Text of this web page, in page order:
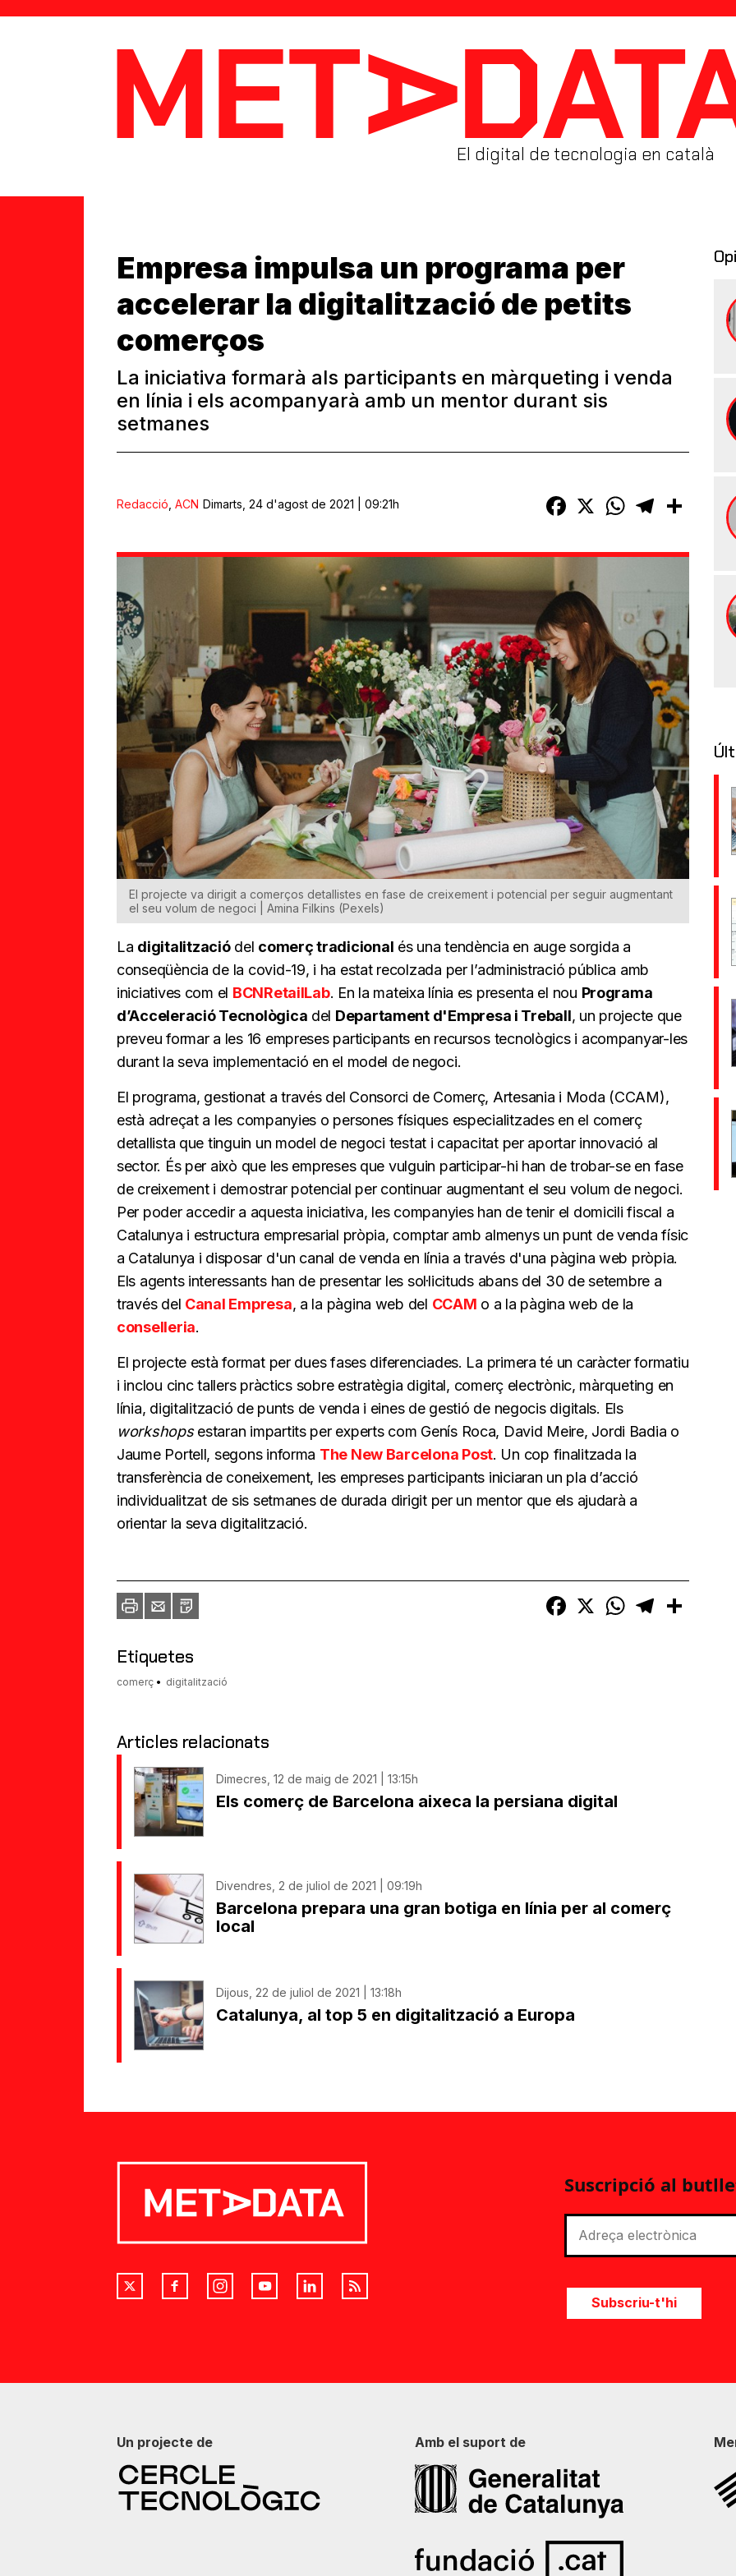
MetaData
El digital de tecnologia en català
Empresa impulsa un programa per
accelerar la digitalització de petits
comerços
La iniciativa formarà als participants en màrqueting i venda
en línia i els acompanyarà amb un mentor durant sis
setmanes
Redacció ACN Dimarts, 24 d'agost de 2021 | 09:21h Facebook
X WhatsAppTelegram
El projecte va dirigit a comerços detallistes en fase de creixement i potencial per seguir augmentant
el seu volum de negoci | Amina Filkins (Pexels)
La digitalitzaciódel comerç tradicional és una tendència en auge sorgida a
conseqüència de la covid-19, i ha estat recolzada per l’administració pública amb
iniciatives com el BCNRetailLab. En la mateixa línia es presenta el nou Programa
d’Acceleració Tecnològica del Departament d'Empresa i Treball, un projecte que
preveu formar a les 16 empreses participants en recursos tecnològics i acompanyar-les
durant la seva implementació en el model de negoci.
El programa, gestionat a través del Consorci de Comerç, Artesania i Moda (CCAM),
està adreçat a les companyies o persones físiques especialitzades en el comerç
detallista que tinguin un model de negoci testat i capacitat per aportar innovació al
sector. És per això que les empreses que vulguin participar-hi han de trobar-se en fase
de creixement i demostrar potencial per continuar augmentant el seu volum de negoci.
Per poder accedir a aquesta iniciativa, les companyies han de tenir el domicili fiscal a
Catalunya i estructura empresarial pròpia, comptar amb almenys un punt de venda físic
a Catalunya i disposar d'un canal de venda en línia a través d'una pàgina web pròpia.
Els agents interessants han de presentar les sol·licituds abans del 30 de setembre a
través del Canal Empresa, a la pàgina web del CCAM o a la pàgina web de la
conselleria.
El projecte està format per dues fases diferenciades. La primera té un caràcter formatiu
i inclou cinc tallers pràctics sobre estratègia digital, comerç electrònic, màrqueting en
línia, digitalització de punts de venda i eines de gestió de negocis digitals. Els
workshopsestaran impartits per experts com Genís Roca, David Meire, Jordi Badia o
Jaume Portell, segons informa The New Barcelona Post. Un cop finalitzada la
transferència de coneixement, les empreses participants iniciaran un pla d’acció
individualitzat de sis setmanes de durada dirigit per un mentor que els ajudarà a
orientar la seva digitalització.
ImprimirEnvia
un
PDF Facebook
X WhatsAppTelegram
Etiquetes
comerç digitalització
Articles relacionats
Dimecres, 12 de maig de 2021 | 13:15h
Els comerç de Barcelona aixeca la persiana digital
Divendres, 2 de juliol de 2021 | 09:19h
Barcelona prepara una gran botiga en línia per al comerç
local
Dijous, 22 de juliol de 2021 | 13:18h
Catalunya, al top 5 en digitalització a Europa
Suscripció al
Subscriu-t'hi
Un projecte de Amb el suport de